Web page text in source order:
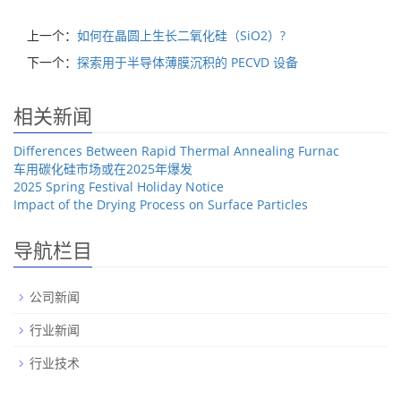
上一个： 如何在晶圆上生长二氧化硅（SiO2）?
下一个： 探索用于半导体薄膜沉积的 PECVD 设备
相关新闻
Differences Between Rapid Thermal Annealing Furnac
车用碳化硅市场或在2025年爆发
2025 Spring Festival Holiday Notice
Impact of the Drying Process on Surface Particles
导航栏目
公司新闻
行业新闻
行业技术